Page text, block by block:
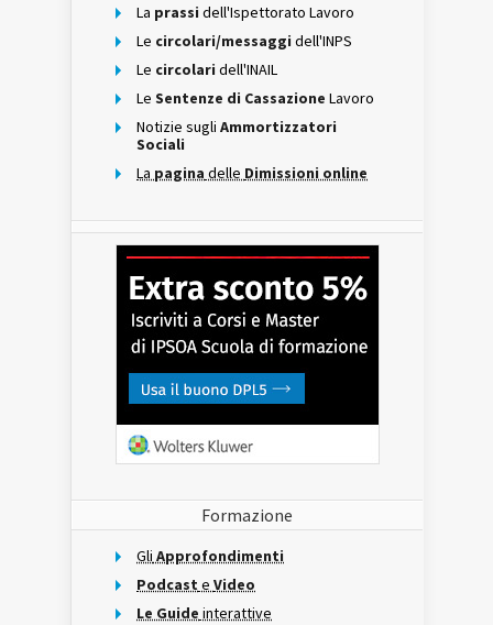
La prassi dell'Ispettorato Lavoro
Le circolari/messaggi dell'INPS
Le circolari dell'INAIL
Le Sentenze di Cassazione Lavoro
Notizie sugli Ammortizzatori
Sociali
La pagina delle Dimissioni online
Formazione
Gli Approfondimenti
Podcast e Video
Le Guide interattive